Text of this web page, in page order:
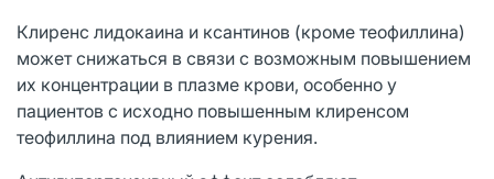
Клиренс лидокаина и ксантинов (кроме теофиллина)
может снижаться в связи с возможным повышением
их концентрации в плазме крови, особенно у
пациентов с исходно повышенным клиренсом
теофиллина под влиянием курения.